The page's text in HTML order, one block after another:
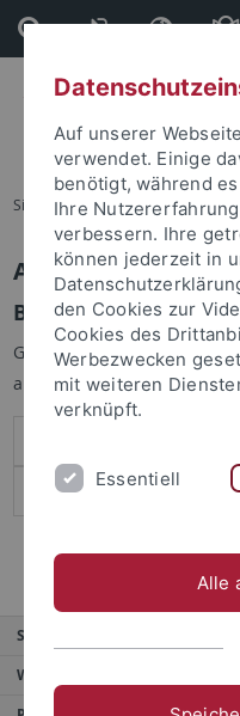
Direkt
zum
Inhalt
Direkt
zur
Fußleiste
Sie sind hier: Startseite
Anmelden
Benutzeranmeldung
Geben Sie Ihren
anzumelden:
Service
Weitere Angebote
Auf unserer
verwendet. Einige
benötigt, während
Ihre
verbessern. Ihre
können jederzeit in
den Cookies zur
Cookies des
Werbezwecken
mit weiteren
verknüpft.
Essentiell
Alle